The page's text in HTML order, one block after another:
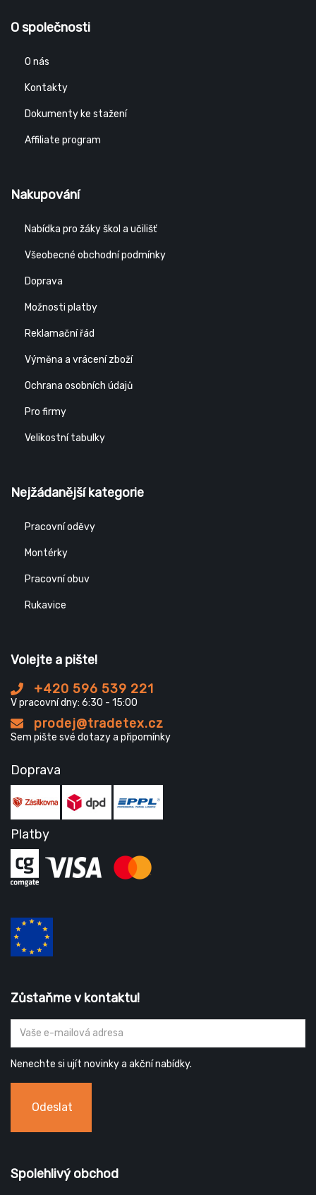
O společnosti
O nás
Kontakty
Dokumenty ke stažení
Affiliate program
Nakupování
Nabídka pro žáky škol a učilišť
Všeobecné obchodní podmínky
Doprava
Možnosti platby
Reklamační řád
Výměna a vrácení zboží
Ochrana osobních údajů
Pro firmy
Velikostní tabulky
Nejžádanější kategorie
Pracovní oděvy
Montérky
Pracovní obuv
Rukavice
Volejte a pište!
+420 596 539 221
V pracovní dny: 6:30 - 15:00
prodej@tradetex.cz
Sem pište své dotazy a připomínky
Doprava
Platby
Zůstaňme v kontaktu!
Nenechte si ujít novinky a akční nabídky.
Odeslat
Spolehlivý obchod